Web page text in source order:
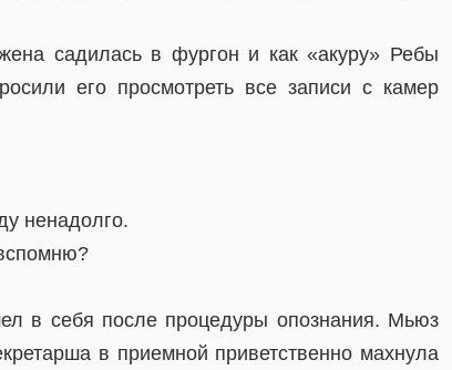
садилась в фургон и как «акуру» Ребы
его просмотреть все записи с камер
ненадолго.
в себя после процедуры опознания. Мьюз
в приемной приветственно махнула